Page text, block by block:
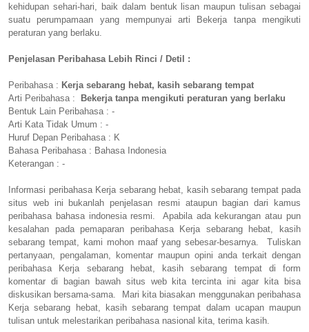
kehidupan sehari-hari, baik dalam bentuk lisan maupun tulisan sebagai
suatu perumpamaan yang mempunyai arti Bekerja tanpa mengikuti
peraturan yang berlaku.
Penjelasan Peribahasa Lebih Rinci / Detil :
Peribahasa : Kerja sebarang hebat, kasih sebarang tempat
Arti Peribahasa :
Bekerja tanpa mengikuti peraturan yang berlaku
Bentuk Lain Peribahasa : -
Arti Kata Tidak Umum : -
Huruf Depan Peribahasa : K
Bahasa Peribahasa : Bahasa Indonesia
Keterangan : -
Informasi peribahasa Kerja sebarang hebat, kasih sebarang tempat pada
situs web ini bukanlah penjelasan resmi ataupun bagian dari kamus
peribahasa bahasa indonesia resmi. Apabila ada kekurangan atau pun
kesalahan pada pemaparan peribahasa Kerja sebarang hebat, kasih
sebarang tempat, kami mohon maaf yang sebesar-besarnya. Tuliskan
pertanyaan, pengalaman, komentar maupun opini anda terkait dengan
peribahasa Kerja sebarang hebat, kasih sebarang tempat di form
komentar di bagian bawah situs web kita tercinta ini agar kita bisa
diskusikan bersama-sama. Mari kita biasakan menggunakan peribahasa
Kerja sebarang hebat, kasih sebarang tempat dalam ucapan maupun
tulisan untuk melestarikan peribahasa nasional kita, terima kasih.